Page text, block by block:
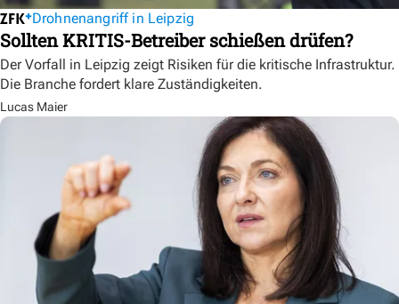
Drohnenangriff in Leipzig
Sollten KRITIS-Betreiber schießen drüfen?
Der Vorfall in Leipzig zeigt Risiken für die kritische Infrastruktur.
Die Branche fordert klare Zuständigkeiten.
Lucas Maier